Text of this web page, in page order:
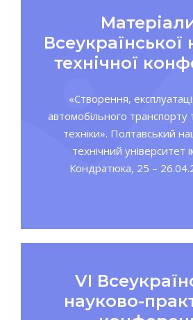
Матеріали
Всеукраїнської
технічної
«Створення,
автомобільного транспорту
техніки». Полтавський
технічний університет
Кондратюка, 25 –
VІ
науково-